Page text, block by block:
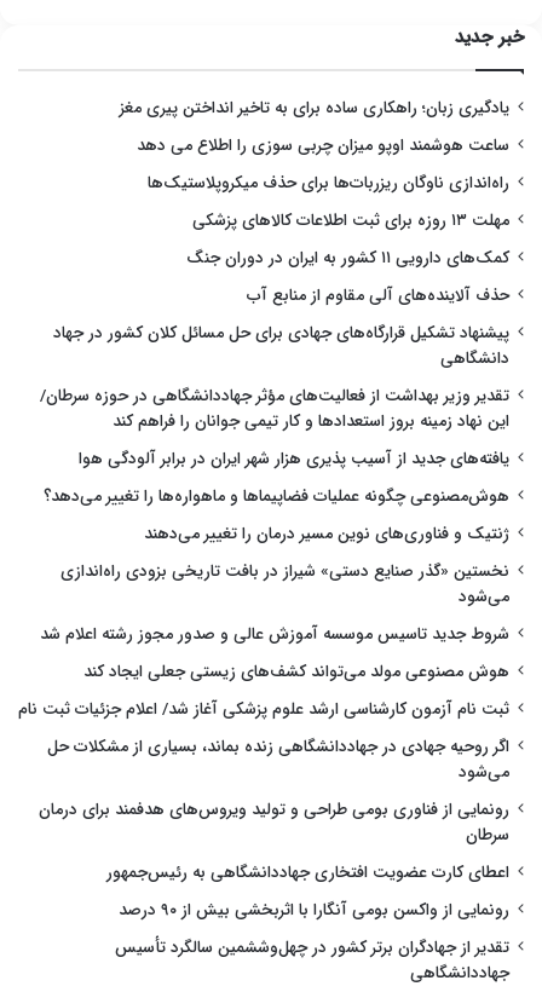
خبر جدید
یادگیری زبان؛ راهکاری ساده برای به تاخیر انداختن پیری مغز
ساعت هوشمند اوپو میزان چربی سوزی را اطلاع می دهد
راه‌اندازی ناوگان ریزربات‌ها برای حذف میکروپلاستیک‌ها
مهلت ۱۳ روزه برای ثبت اطلاعات کالاهای پزشکی
کمک‌های دارویی ۱۱ کشور به ایران در دوران جنگ
حذف آلاینده‌های آلی مقاوم از منابع آب
پیشنهاد تشکیل قرارگاه‌های جهادی برای حل مسائل کلان کشور در جهاد
دانشگاهی
تقدیر وزیر بهداشت از فعالیت‌های مؤثر جهاددانشگاهی در حوزه سرطان/
این نهاد زمینه بروز استعدادها و کار تیمی جوانان را فراهم کند
یافته‌های جدید از آسیب پذیری هزار شهر ایران در برابر آلودگی هوا
هوش‌مصنوعی چگونه عملیات فضاپیماها و ماهواره‌ها را تغییر می‌دهد؟
ژنتیک و فناوری‌های نوین مسیر درمان را تغییر می‌دهند
نخستین «گذر صنایع دستی» شیراز در بافت تاریخی بزودی راه‌اندازی
می‌شود
شروط جدید تاسیس موسسه آموزش عالی و صدور مجوز رشته اعلام شد
هوش مصنوعی مولد می‌تواند کشف‌های زیستی جعلی ایجاد کند
ثبت نام آزمون کارشناسی ارشد علوم پزشکی آغاز شد/ اعلام جزئیات ثبت نام
اگر روحیه جهادی در جهاددانشگاهی زنده بماند، بسیاری از مشکلات حل
می‌شود
رونمایی از فناوری بومی طراحی و تولید ویروس‌های هدفمند برای درمان
سرطان
اعطای کارت عضویت افتخاری جهاددانشگاهی به رئیس‌جمهور
رونمایی از واکسن بومی آنگارا با اثربخشی بیش از ۹۰ درصد
تقدیر از جهادگران برتر کشور در چهل‌وششمین سالگرد تأسیس
جهاددانشگاهی